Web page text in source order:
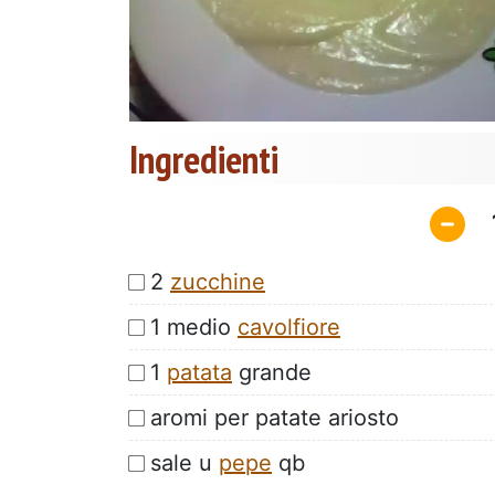
Ingredienti
2 zucchine
1 medio cavolfiore
1 patata grande
aromi per patate ariosto
sale u pepe qb